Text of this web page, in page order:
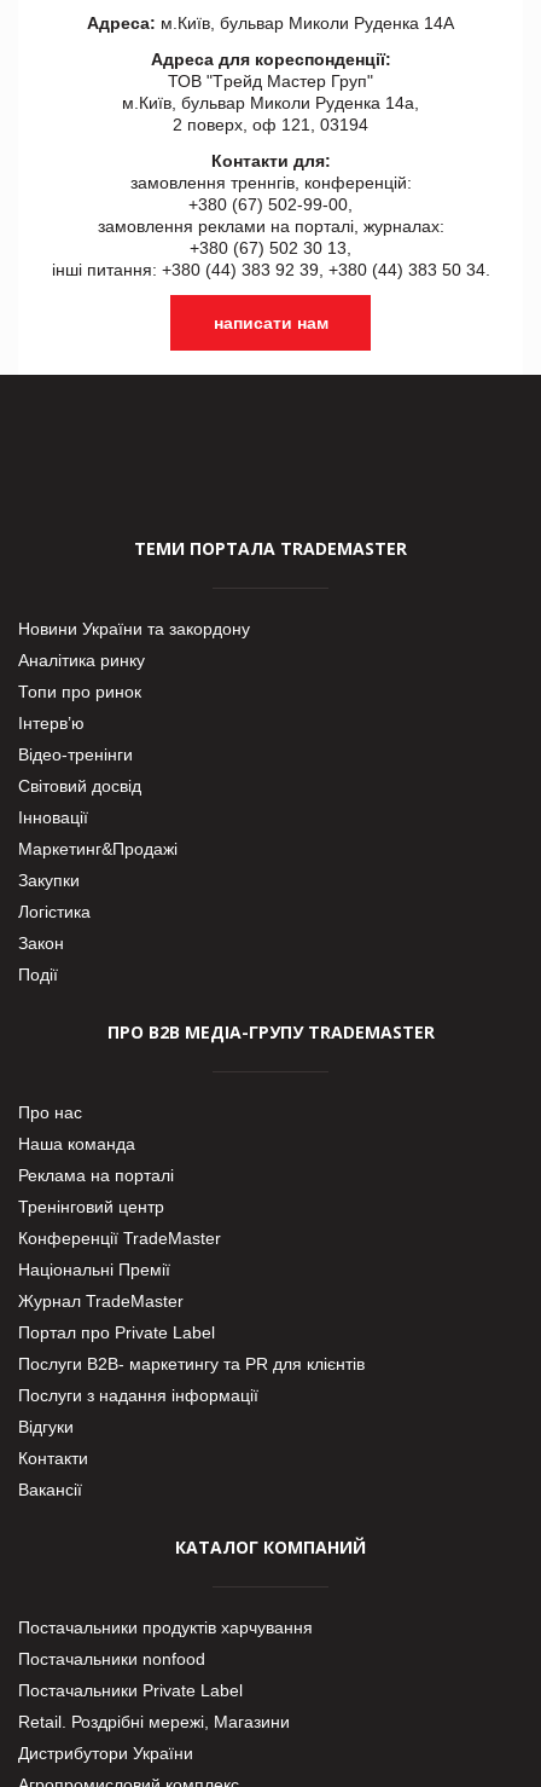
Адреса: м.Київ, бульвар Миколи Руденка 14А
Адреса для кореспонденції:
ТОВ "Tрейд Мастер Груп"
м.Київ, бульвар Миколи Руденка 14а,
2 поверх, оф 121, 03194
Контакти для:
замовлення треннгів, конференцій:
+380 (67) 502-99-00,
замовлення реклами на порталі, журналах:
+380 (67) 502 30 13,
інші питання: +380 (44) 383 92 39, +380 (44) 383 50 34.
написати нам
ТЕМИ ПОРТАЛА TRADEMASTER
Новини України та закордону
Аналітика ринку
Топи про ринок
Інтерв’ю
Відео-тренінги
Світовий досвід
Інновації
Маркетинг&Продажі
Закупки
Логістика
Закон
Події
ПРО В2В МЕДІА-ГРУПУ TRADEMASTER
Про нас
Наша команда
Реклама на порталі
Тренінговий центр
Конференції TradeMaster
Національні Премії
Журнал TradeMaster
Портал про Private Label
Послуги В2В- маркетингу та PR для клієнтів
Послуги з надання інформації
Відгуки
Контакти
Вакансії
КАТАЛОГ КОМПАНИЙ
Постачальники продуктів харчування
Постачальники nonfood
Постачальники Private Label
Retail. Роздрібні мережі, Магазини
Дистрибутори України